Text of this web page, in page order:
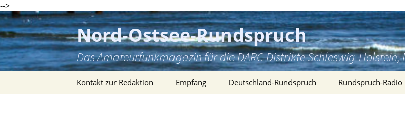
-->
Zum
Inhalt
springen
Nord-Ostsee-Rundspruch
Das Amateurfunkmagazin für die DARC-Distrikte Schleswig-
Kontakt zur Redaktion Empfang Deutschland-Rundspruch Rundspruch-Radio